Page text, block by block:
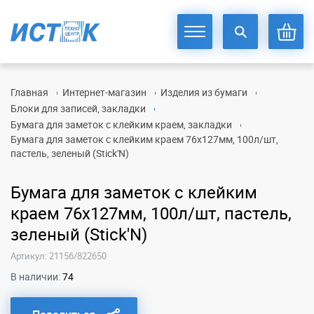
Главная Интернет-магазин
Изделия из бумаги
Блоки для записей, закладки
Бумага для заметок с клейким краем, закладки
Бумага для заметок с клейким краем 76х127мм, 100л/шт,
пастель, зеленый (Stick'N)
Бумага для заметок с клейким
краем 76х127мм, 100л/шт, пастель,
зеленый (Stick'N)
Артикул: 21156/822650
В наличии:74